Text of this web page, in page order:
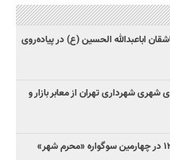
موکب منطقه ۱۲ از عاشقان اباعبدالله الحسین (ع) در پیاده‌روی
شهری شهرداری تهران از معابر بازار و